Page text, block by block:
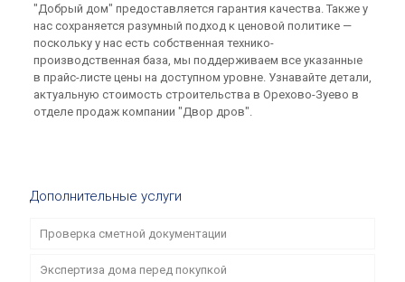
"Добрый дом" предоставляется гарантия качества. Также у
нас сохраняется разумный подход к ценовой политике —
поскольку у нас есть собственная технико-
производственная база, мы поддерживаем все указанные
в прайс-листе цены на доступном уровне. Узнавайте детали,
актуальную стоимость строительства в Орехово-Зуево в
отделе продаж компании "Двор дров".
Дополнительные услуги
Проверка сметной документации
Экспертиза дома перед покупкой